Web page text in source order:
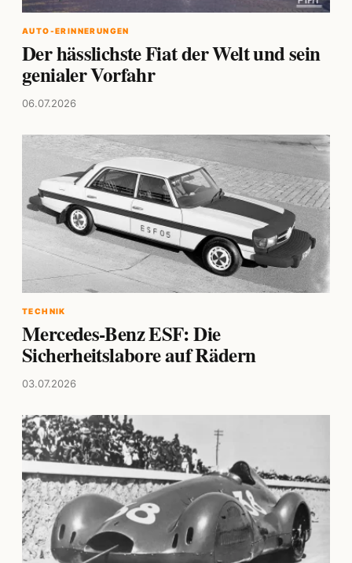
AUTO-ERINNERUNGEN
Der hässlichste Fiat der Welt und sein
genialer Vorfahr
06.07.2026
TECHNIK
Mercedes-Benz ESF: Die
Sicherheitslabore auf Rädern
03.07.2026